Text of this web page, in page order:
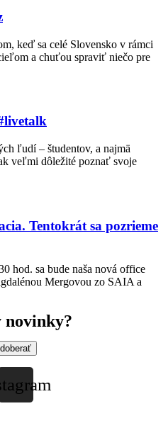
keď sa celé Slovensko v rámci
a chuťou spraviť niečo pre
ľudí – študentov, a najmä
veľmi dôležité poznať svoje
Tentokrát sa pozrieme
hod. sa bude naša nová office
Mergovou zo SAIA a
novinky?